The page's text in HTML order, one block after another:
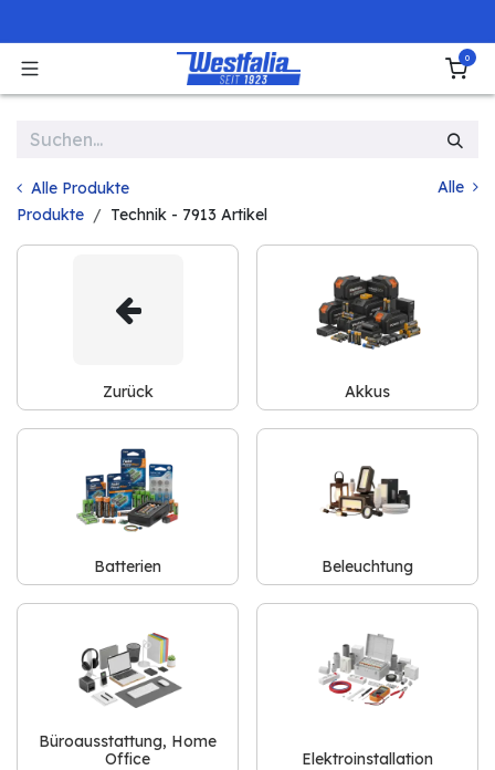
0
Alle Produkte
Alle
Produkte
Technik - 7913 Artikel
Zurück Akkus
Batterien Beleuchtung
Büroausstattung, Home
Office
Elektroinstallation